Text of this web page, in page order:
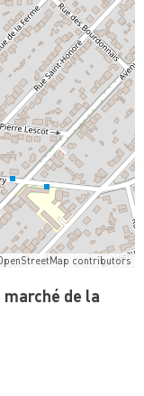
contributors
marché de la